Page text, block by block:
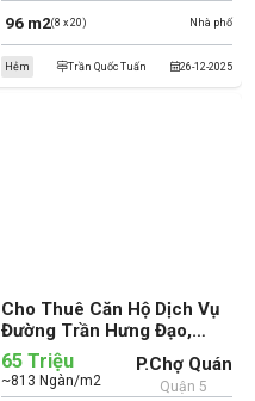
Nhà phố
96 m2(8 x 20)
26-12-2025
Hẻm Trần Quốc Tuấn
Cho Thuê Căn Hộ Dịch Vụ
Đường Trần Hưng Đạo,
Phường Chợ Quán, Quận 5
(cũ)
65 Triệu
~813 Ngàn/m2
P.Chợ Quán
Quận 5